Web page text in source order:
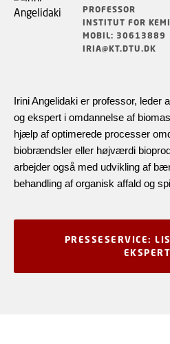
PROFESSOR
INSTITUT FOR
MOBIL: 30613889
IRIA@KT.DTU.DK
Irini Angelidaki er professor, leder
og ekspert i omdannelse af
hjælp af optimerede processer
biobrændsler eller højværdi
arbejder også med udvikling af
behandling af organisk affald og
PRESSESERVICE: